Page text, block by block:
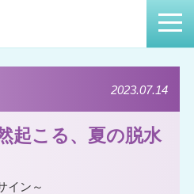
2023.07.14
起こる、夏の脱水
イン～